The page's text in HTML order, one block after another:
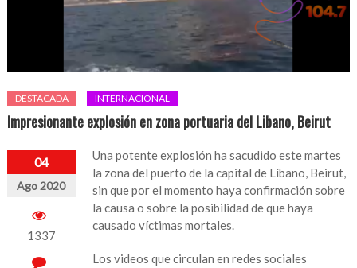
DESTACADA INTERNACIONAL
Impresionante explosión en zona portuaria del Libano, Beirut
04
Ago 2020
1337
Una potente explosión ha sacudido este martes
la zona del puerto de la capital de Líbano, Beirut,
sin que por el momento haya confirmación sobre
la causa o sobre la posibilidad de que haya
causado víctimas mortales.
Los videos que circulan en redes sociales